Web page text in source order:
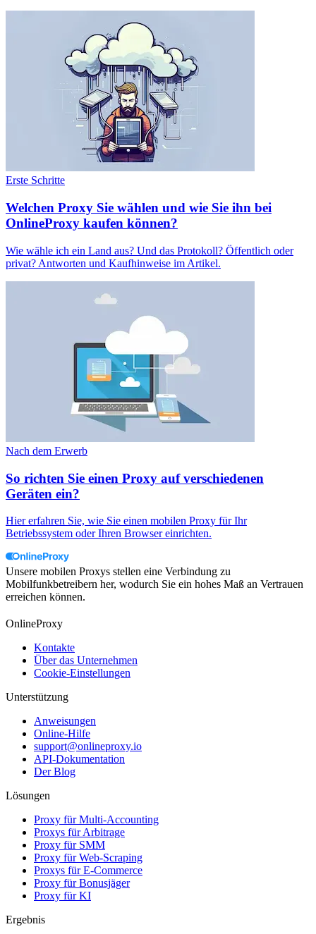
Erste Schritte
Welchen Proxy Sie wählen und wie Sie ihn bei
OnlineProxy kaufen können?
Wie wähle ich ein Land aus? Und das Protokoll? Öffentlich oder
privat? Antworten und Kaufhinweise im Artikel.
Nach dem Erwerb
So richten Sie einen Proxy auf verschiedenen
Geräten ein?
Hier erfahren Sie, wie Sie einen mobilen Proxy für Ihr
Betriebssystem oder Ihren Browser einrichten.
Unsere mobilen Proxys stellen eine Verbindung zu
Mobilfunkbetreibern her, wodurch Sie ein hohes Maß an Vertrauen
erreichen können.
OnlineProxy
Kontakte
Über das Unternehmen
Cookie-Einstellungen
Unterstützung
Anweisungen
Online-Hilfe
support@onlineproxy.io
API-Dokumentation
Der Blog
Lösungen
Proxy für Multi-Accounting
Proxys für Arbitrage
Proxy für SMM
Proxy für Web-Scraping
Proxys für E-Commerce
Proxy für Bonusjäger
Proxy für KI
Ergebnis